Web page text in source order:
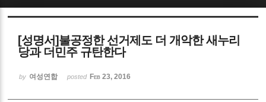
[성명서]불공정한 선거제도 더 개악한 새누리
당과 더민주 규탄한다
by 여성연합 posted Feb 23, 2016
Sketchbook5, 스케치북5